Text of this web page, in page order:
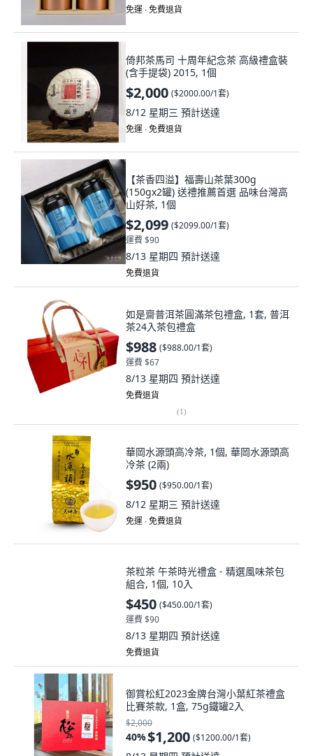
免運 ∙ 免費退貨
倚邦茶馬司 十周年紀念茶 高級禮盒裝
(含手提袋) 2015, 1個
$2,000 ($2000.00/1套)
8/12 星期三 預計送達
免運 ∙ 免費退貨
【茶香四溢】福壽山茶葉300g
(150gx2罐) 送禮推薦首選 品味台灣高
山好茶, 1個
$2,099 ($2099.00/1套)
運費 $90
8/13 星期四 預計送達
免費退貨
如是齋普洱茶圓滿茶包禮盒, 1套, 普洱
茶24入茶包禮盒
$988 ($988.00/1套)
運費 $67
8/13 星期四 預計送達
免費退貨
(1)
華岡水源頭高冷茶, 1個, 華岡水源頭高
冷茶 (2兩)
$950 ($950.00/1套)
8/12 星期三 預計送達
免運 ∙ 免費退貨
茶粒茶 午茶時光禮盒 - 精選風味茶包
組合, 1個, 10入
$450 ($450.00/1套)
運費 $90
8/13 星期四 預計送達
免費退貨
御賞松紅2023金牌台灣小葉紅茶禮盒
比賽茶款, 1盒, 75g鐵罐2入
$2,000
40%$1,200 ($1200.00/1套)